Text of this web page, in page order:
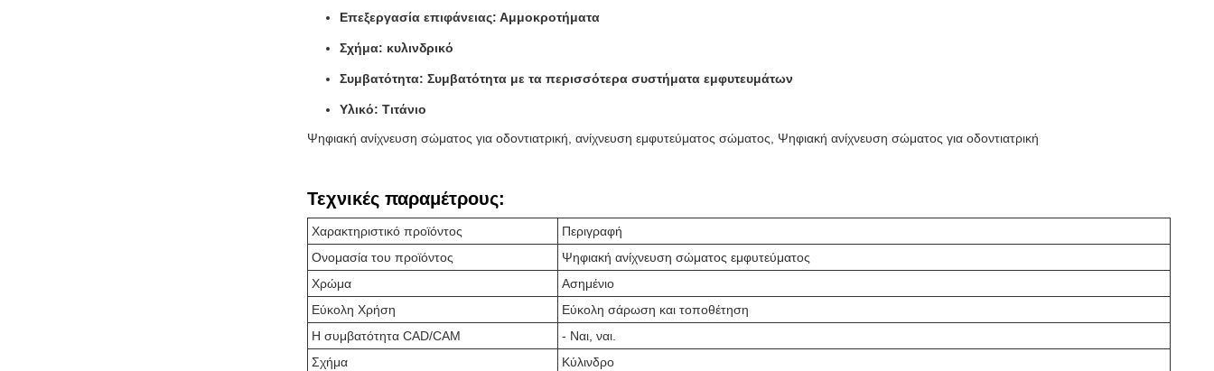
Επεξεργασία επιφάνειας: Αμμοκροτήματα
Σχήμα: κυλινδρικό
Συμβατότητα: Συμβατότητα με τα περισσότερα συστήματα εμφυτευμάτων
Υλικό: Τιτάνιο
Ψηφιακή ανίχνευση σώματος για οδοντιατρική, ανίχνευση εμφυτεύματος σώματος, Ψηφιακή ανίχνευση σώματος για οδοντιατρική
Τεχνικές παραμέτρους:
Χαρακτηριστικό προϊόντος
Περιγραφή
Ονομασία του προϊόντος
Ψηφιακή ανίχνευση σώματος εμφυτεύματος
Χρώμα
Ασημένιο
Εύκολη Χρήση
Εύκολη σάρωση και τοποθέτηση
Η συμβατότητα CAD/CAM
- Ναι, ναι.
Σχήμα
Κύλινδρο